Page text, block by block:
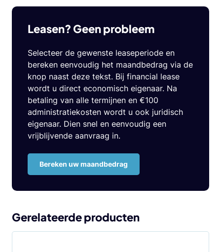
Leasen? Geen probleem
Selecteer de gewenste leaseperiode en
bereken eenvoudig het maandbedrag via de
knop naast deze tekst. Bij financial lease
wordt u direct economisch eigenaar. Na
betaling van alle termijnen en €100
administratiekosten wordt u ook juridisch
eigenaar. Dien snel en eenvoudig een
vrijblijvende aanvraag in.
Bereken uw maandbedrag
Gerelateerde producten